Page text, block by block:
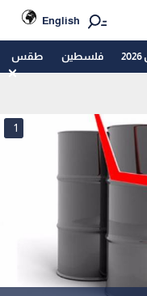
English
فلسطين طقس
1